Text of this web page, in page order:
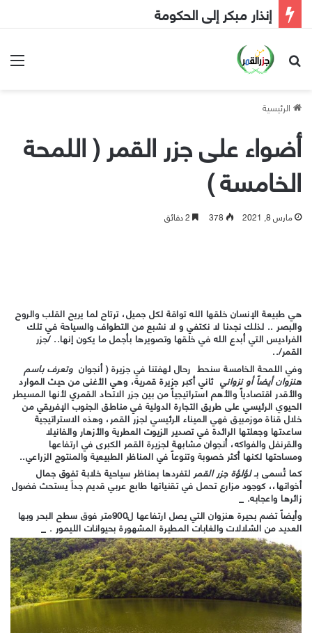
إنذار مبكر إلى الحكومة
بحث عن
الرئيسية
أضواء على جزر القمر ( اللمحة
الخامسة )
مارس 8, 2021 378
هي طبيعة الإنسان خلقها الله تواقة لكل جميل، ترتاح لما يريح القلب والروح
والبصر .. لذلك نجدنا لا نكتفي و لا نشبع من التطواف والسياحة في تلك
الفراديس التي أبدع الله في خلقها وتصويرها بأجمل ما يكون إنها.. /جزر
القمر/..
وفي اللمحة الخامسة سنحط رحال لهفتنا في جزيرة ( أنجوان وتعرف باسم
هنزوان أيضاً أو نزواني ثاني أكبر جزيرة قمرية، وهي الأغنى من حيث الموارد
والأقدر اقتصادياً والأهم استراتيجياً من بين جزر الاتحاد القمري لأنها المسيطر
الحيوي الرئيسي على طريق التجارة الدولية في مناطق الجنوب الإفريقي من
خلال قناة موزمبيق فهي الميناء الرئيسي لجزر القمر، وهذه الاستراتيجية
ساعدتها وجعلتها الرائدة في تصدير الزيوت العطرية والأزهار والفانيلا
والقرنفل والفواكه، أنجوان مشابهة لجزيرة القمر الكبرى في ارتفاعها
ومساحتها لكنها أكثر خصوبة وتنوعاً في المناظر الطبيعية والمنتوج الزراعي..
كما تُسمى بـلؤلؤة جزر القمر لتفردها بمناظر سياحية خلابة تفوق جمال
أخواتها،، كوجود مزارع تحمل في تقنياتها طابع عربي قديم جداَ يستحث فضول
زائرها واعجابه. _
وأيضاً تضم بحيرة هنزوان التي يصل ارتفاعها ل900متر فوق سطح البحر وبها
العديد من الشلالات والغابات المطيرة المشهورة بحيوانات الليمور . _